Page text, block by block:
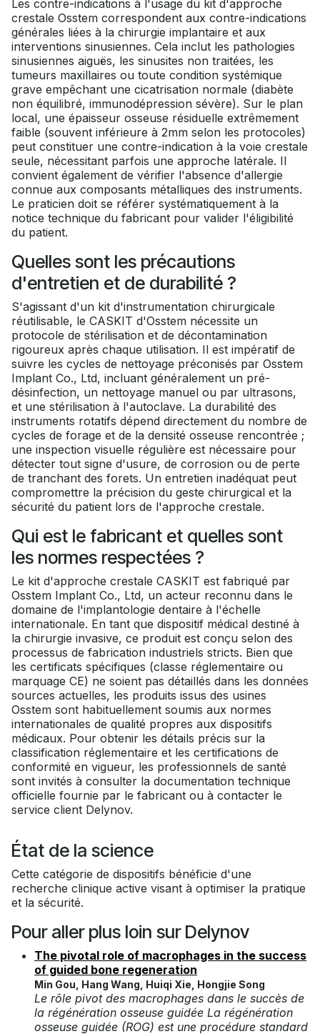
Les contre-indications à l'usage du kit d'approche
crestale Osstem correspondent aux contre-indications
générales liées à la chirurgie implantaire et aux
interventions sinusiennes. Cela inclut les pathologies
sinusiennes aiguës, les sinusites non traitées, les
tumeurs maxillaires ou toute condition systémique
grave empêchant une cicatrisation normale (diabète
non équilibré, immunodépression sévère). Sur le plan
local, une épaisseur osseuse résiduelle extrêmement
faible (souvent inférieure à 2mm selon les protocoles)
peut constituer une contre-indication à la voie crestale
seule, nécessitant parfois une approche latérale. Il
convient également de vérifier l'absence d'allergie
connue aux composants métalliques des instruments.
Le praticien doit se référer systématiquement à la
notice technique du fabricant pour valider l'éligibilité
du patient.
Quelles sont les précautions
d'entretien et de durabilité ?
S'agissant d'un kit d'instrumentation chirurgicale
réutilisable, le CASKIT d'Osstem nécessite un
protocole de stérilisation et de décontamination
rigoureux après chaque utilisation. Il est impératif de
suivre les cycles de nettoyage préconisés par Osstem
Implant Co., Ltd, incluant généralement un pré-
désinfection, un nettoyage manuel ou par ultrasons,
et une stérilisation à l'autoclave. La durabilité des
instruments rotatifs dépend directement du nombre de
cycles de forage et de la densité osseuse rencontrée ;
une inspection visuelle régulière est nécessaire pour
détecter tout signe d'usure, de corrosion ou de perte
de tranchant des forets. Un entretien inadéquat peut
compromettre la précision du geste chirurgical et la
sécurité du patient lors de l'approche crestale.
Qui est le fabricant et quelles sont
les normes respectées ?
Le kit d'approche crestale CASKIT est fabriqué par
Osstem Implant Co., Ltd, un acteur reconnu dans le
domaine de l'implantologie dentaire à l'échelle
internationale. En tant que dispositif médical destiné à
la chirurgie invasive, ce produit est conçu selon des
processus de fabrication industriels stricts. Bien que
les certificats spécifiques (classe réglementaire ou
marquage CE) ne soient pas détaillés dans les données
sources actuelles, les produits issus des usines
Osstem sont habituellement soumis aux normes
internationales de qualité propres aux dispositifs
médicaux. Pour obtenir les détails précis sur la
classification réglementaire et les certifications de
conformité en vigueur, les professionnels de santé
sont invités à consulter la documentation technique
officielle fournie par le fabricant ou à contacter le
service client Delynov.
État de la science
Cette catégorie de dispositifs bénéficie d'une
recherche clinique active visant à optimiser la pratique
et la sécurité.
Pour aller plus loin sur Delynov
The pivotal role of macrophages in the success
of guided bone regeneration
Min Gou, Hang Wang, Huiqi Xie, Hongjie Song
Le rôle pivot des macrophages dans le succès de
la régénération osseuse guidée La régénération
osseuse guidée (ROG) est une procédure standard